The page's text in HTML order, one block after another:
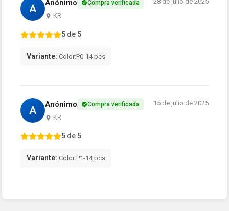
A Anónimo Compra verificada
KR
5 de 5
Variante: Color:P0-14 pcs
A Anónimo Compra verificada
KR
15 de julio de 2025
5 de 5
Variante: Color:P1-14 pcs